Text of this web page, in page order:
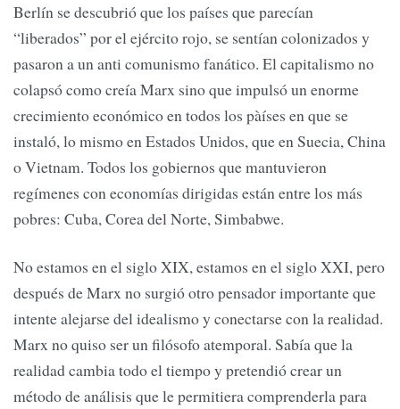
Berlín se descubrió que los países que parecían
“liberados” por el ejército rojo, se sentían colonizados y
pasaron a un anti comunismo fanático. El capitalismo no
colapsó como creía Marx sino que impulsó un enorme
crecimiento económico en todos los pàíses en que se
instaló, lo mismo en Estados Unidos, que en Suecia, China
o Vietnam. Todos los gobiernos que mantuvieron
regímenes con economías dirigidas están entre los más
pobres: Cuba, Corea del Norte, Simbabwe.
No estamos en el siglo XIX, estamos en el siglo XXI, pero
después de Marx no surgió otro pensador importante que
intente alejarse del idealismo y conectarse con la realidad.
Marx no quiso ser un filósofo atemporal. Sabía que la
realidad cambia todo el tiempo y pretendió crear un
método de análisis que le permitiera comprenderla para